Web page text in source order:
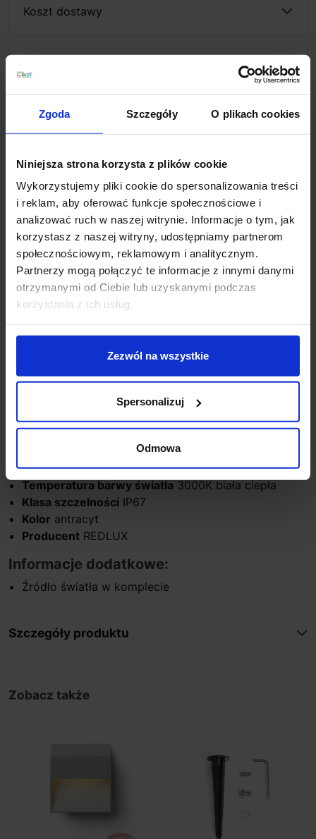
Zgoda Szczegóły O plikach cookies
Niniejsza strona korzysta z plików cookie
Wykorzystujemy pliki cookie do spersonalizowania treści
i reklam, aby oferować funkcje społecznościowe i
analizować ruch w naszej witrynie. Informacje o tym, jak
korzystasz z naszej witryny, udostępniamy partnerom
społecznościowym, reklamowym i analitycznym.
Partnerzy mogą połączyć te informacje z innymi danymi
otrzymanymi od Ciebie lub uzyskanymi podczas
korzystania z ich usług.
Zezwól na wszystkie
Spersonalizuj
Odmowa
Koszt dostawy
Opis
REDLUX TOPTOP R11751 to okrągła lampa zewnętrzna
LED firmy REDLUX, wykończona w kolorze antracyt.
Źródłem światła są 4 diody LED o mocy 1W i ciepłej
barwie światła 3000K. Strumień światła skierowany jest
wokół własnej osi. Oprawa ziemna z 4 uchwytami może
być montowana na powierzchni bez konieczności
wpuszczania w ziemię. Sprawdzi się również jako
oświetlenie budynków lub murków. Lampę można
(R11755).
Parametry techniczne:
Źródło światłaLED
Strumień światła400lm
Zasilanie230V
Głębokość5,5 cm
Temperatura barwy światła3000K biała ciepła
Klasa szczelności IP67
Kolor antracyt
Producent REDLUX
Informacje dodatkowe:
Źródło światła w komplecie
Szczegóły produktu
Zobacz także